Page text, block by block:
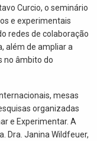
Curcio, o seminário
e experimentais
redes de colaboração
além de ampliar a
no âmbito do
mesas
organizadas
e Experimentar. A
Dra. Janina Wildfeuer,